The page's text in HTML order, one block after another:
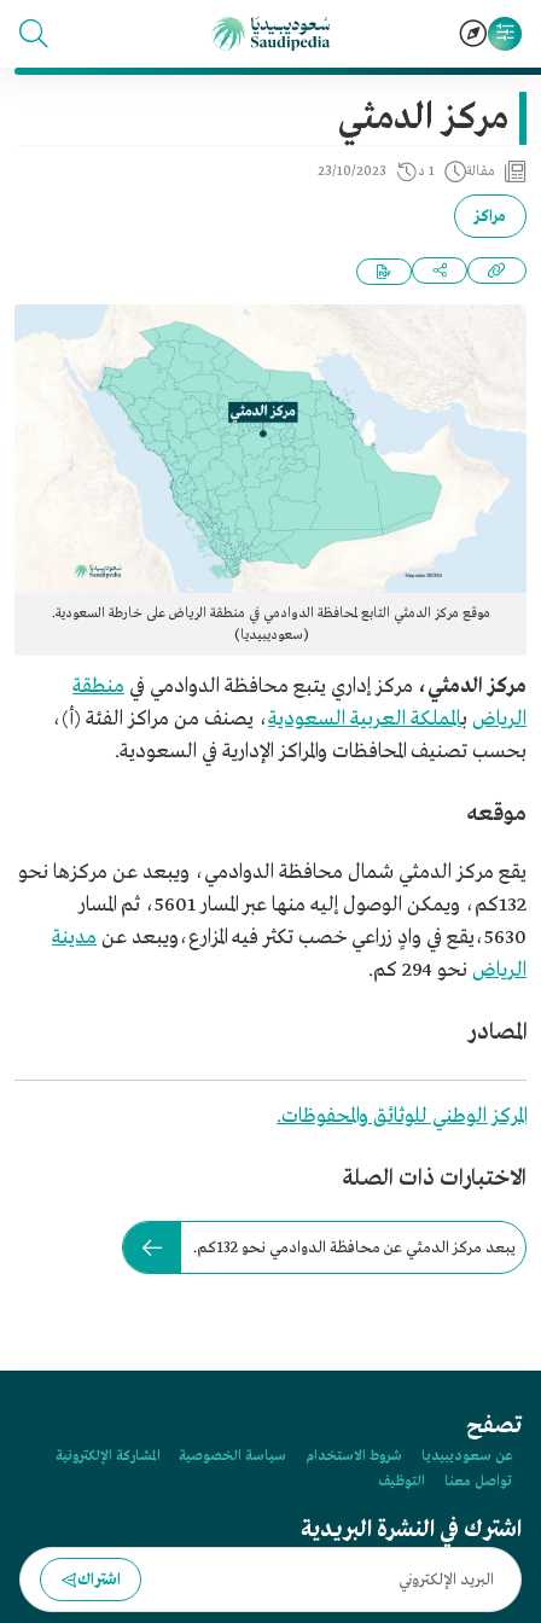
مركز الدمثي
مقالة 1 د 23/10/2023
مراكز
موقع مركز الدمثي التابع لمحافظة الدوادمي في منطقة الرياض على خارطة السعودية.
(سعوديبيديا)
مركز الدمثي، مركز إداري يتبع محافظة الدوادمي في منطقة
الرياض بالمملكة العربية السعودية، يصنف من مراكز الفئة (أ)،
بحسب تصنيف المحافظات والمراكز الإدارية في السعودية.
موقعه
يقع مركز الدمثي شمال محافظة الدوادمي، ويبعد عن مركزها نحو
132كم، ويمكن الوصول إليه منها عبر المسار 5601، ثم المسار
5630،يقع في وادٍ زراعي خصب تكثر فيه المزارع،ويبعد عن
مدينة
الرياض نحو 294 كم.
المصادر
المركز الوطني للوثائق والمحفوظات.
الاختبارات ذات الصلة
يبعد مركز الدمثي عن محافظة الدوادمي نحو 132كم.
تصفح
عن سعوديبيديا شروط الاستخدام سياسة الخصوصية
المشاركة الإلكترونية
تواصل معنا
التوظيف
اشترك في النشرة البريدية
اشتراك